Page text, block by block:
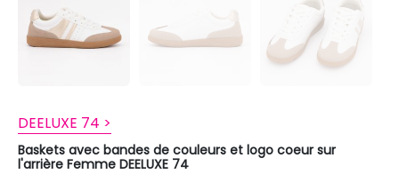
DEELUXE 74 >
Baskets avec bandes de couleurs et logo coeur sur
l'arrière Femme DEELUXE 74